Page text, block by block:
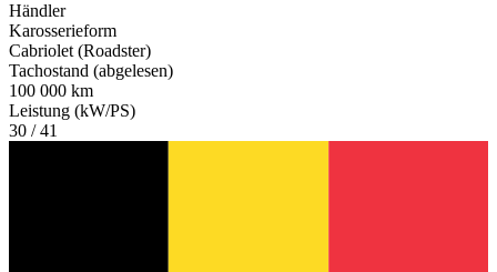
Händler
Karosserieform
Cabriolet (Roadster)
Tachostand (abgelesen)
100 000 km
Leistung (kW/PS)
30 / 41